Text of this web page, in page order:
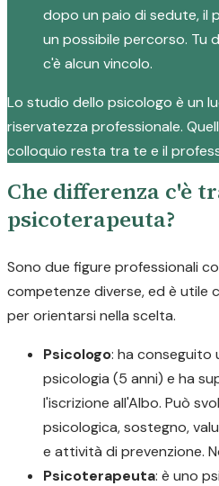
dopo un paio di sedute, il
un possibile percorso. Tu
c'è alcun vincolo.
Lo studio dello psicologo è un
riservatezza professionale.
colloquio resta tra te e il
Che differenza c'è
psicoterapeuta?
Sono due figure professionali
competenze diverse, ed è utile
per orientarsi nella scelta.
Psicologo: ha conseguito
psicologia (5 anni) e ha
l'iscrizione all'Albo. Può
psicologica, sostegno,
e attività di prevenzione.
Psicoterapeuta: è uno